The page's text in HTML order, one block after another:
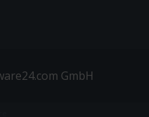
GmbH